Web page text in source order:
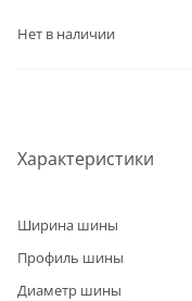
Характеристики
Ширина шины
Профиль шины
Диаметр шины
Нет в наличии